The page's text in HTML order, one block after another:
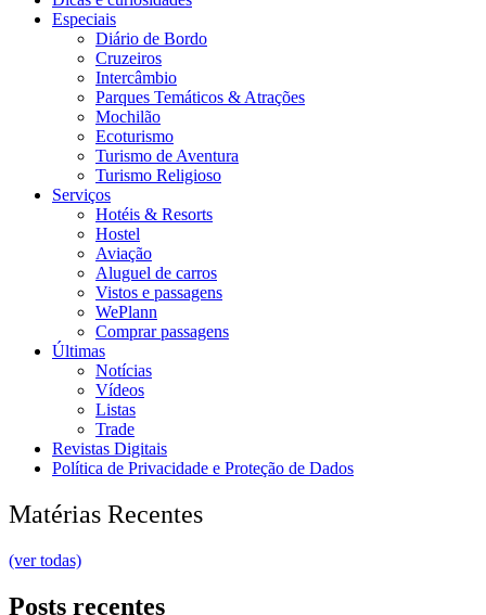
Especiais
Diário de Bordo
Cruzeiros
Intercâmbio
Parques Temáticos & Atrações
Mochilão
Ecoturismo
Turismo de Aventura
Turismo Religioso
Serviços
Hotéis & Resorts
Hostel
Aviação
Aluguel de carros
Vistos e passagens
WePlann
Comprar passagens
Últimas
Notícias
Vídeos
Listas
Trade
Revistas Digitais
Política de Privacidade e Proteção de Dados
Matérias Recentes
(ver todas)
Posts recentes